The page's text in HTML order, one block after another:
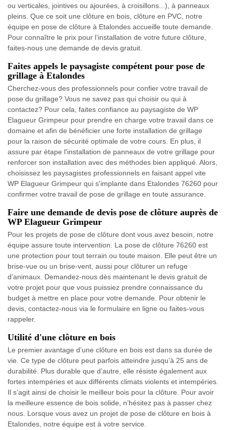
ou verticales, jointives ou ajourées, à croisillons...), à panneaux
pleins. Que ce soit une clôture en bois, clôture en PVC, notre
équipe en pose de clôture à Etalondes accueille toute demande.
Pour connaître le prix pour l’installation de votre future clôture,
faites-nous une demande de devis gratuit.
Faites appels le paysagiste compétent pour pose de
grillage à Etalondes
Cherchez-vous des professionnels pour confier votre travail de
pose du grillage? Vous ne savez pas qui choisir ou qui à
contactez? Pour cela, faites confiance au paysagiste de WP
Elagueur Grimpeur pour prendre en charge votre travail dans ce
domaine et afin de bénéficier une forte installation de grillage
pour la raison de sécurité optimale de votre cours. En plus, il
assure par étape l'installation de panneaux de votre grillage pour
renforcer son installation avec des méthodes bien appliqué. Alors,
choisissez les paysagistes professionnels en faisant appel vite
WP Elagueur Grimpeur qui s'implante dans Etalondes 76260 pour
confirmer votre travail de pose de grillage en toute assurance.
Faire une demande de devis pose de clôture auprès de
WP Elagueur Grimpeur
Pour les projets de pose de clôture dont vous avez besoin, notre
équipe assure toute intervention. La pose de clôture 76260 est
une protection pour tout terrain ou toute maison. Elle peut être un
brise-vue ou un brise-vent, aussi pour clôturer un refuge
d’animaux. Demandez-nous dès maintenant le devis gratuit de
votre projet pour que vous puissiez prendre connaissance du
budget à mettre en place pour votre demande. Pour obtenir le
devis, contactez-nous via le formulaire en ligne ou faites-vous
rappeler.
Utilité d'une clôture en bois
Le premier avantage d’une clôture en bois est dans sa durée de
vie. Ce type de clôture peut parfois atteindre jusqu’à 25 ans de
durabilité. Plus durable que d’autre, elle résiste également aux
fortes intempéries et aux différents climats violents et intempéries.
Il s’agit ainsi de choisir le meilleur bois pour la clôture. Pour avoir
la meilleure essence de bois solide, n’hésitez pas à passer chez
nous. Lorsque vous avez un projet de pose de clôture en bois à
Etalondes, notre équipe est à votre service.